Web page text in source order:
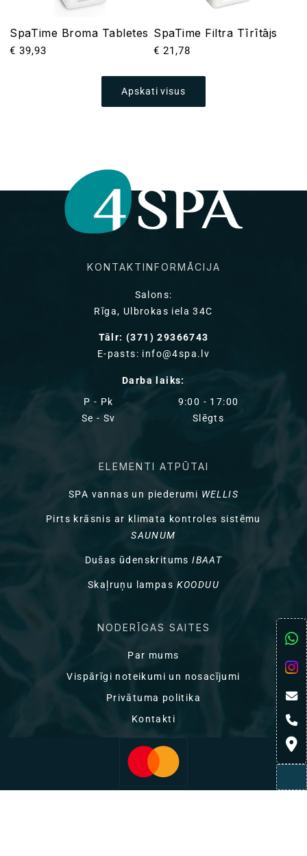
SpaTime Broma Tabletes
Parastā
€ 39,93
SpaTime Filtra Tīrītājs
Parastā
€ 21,78
Apskati visus
KONTAKTINFORMĀCIJA
Salons:
Rīga, Ulbrokas iela 34C
Tālr: (371) 29366743
E-pasts: info@4spa.lv
Darba laiks:
P - Pk
Se - Sv
9:00 - 17:00
Slēgts
ELEMENTI ATPŪTAI
SPA vannas un piederumi WELLIS
Pirts krāsnis ar klimata kontroles sistēmu
SAUNUM
Dušas ūdenskritumsIBAAT
Skaļruņu lampas KOODUU
NODERĪGAS SAITES
Par mums
Vispārīgi noteikumi un nosacījumi
Privātuma politika
Kontakti